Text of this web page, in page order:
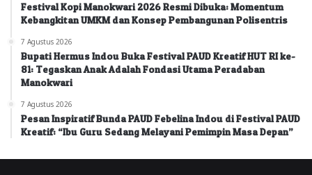
Festival Kopi Manokwari 2026 Resmi Dibuka: Momentum
Kebangkitan UMKM dan Konsep Pembangunan Polisentris
7 Agustus 2026
Bupati Hermus Indou Buka Festival PAUD Kreatif HUT RI ke-
81: Tegaskan Anak Adalah Fondasi Utama Peradaban
Manokwari
7 Agustus 2026
Pesan Inspiratif Bunda PAUD Febelina Indou di Festival PAUD
Kreatif: “Ibu Guru Sedang Melayani Pemimpin Masa Depan”